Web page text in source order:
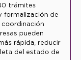
trámites
formalización de
coordinación
pueden
rápida, reducir
del estado de